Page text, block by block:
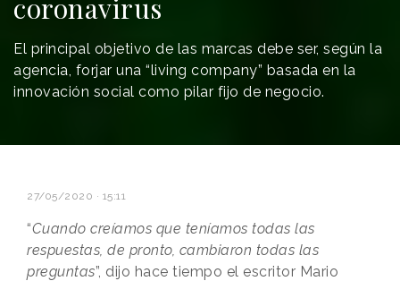
coronavirus
El principal objetivo de las marcas debe ser, según la
agencia, forjar una “living company” basada en la
innovación social como pilar fijo de negocio.
27/05/2020 · 15:11
“Cuando creíamos que teníamos todas las
respuestas, de pronto, cambiaron todas las
preguntas”, dijo hace tiempo el escritor Mario